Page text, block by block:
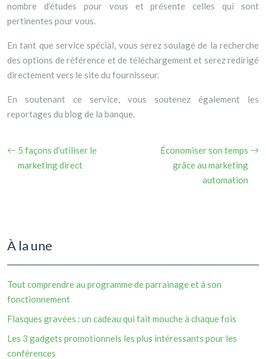
nombre d’études pour vous et présente celles qui sont
pertinentes pour vous.
En tant que service spécial, vous serez soulagé de la recherche
des options de référence et de téléchargement et serez redirigé
directement vers le site du fournisseur.
En soutenant ce service, vous soutenez également les
reportages du blog de la banque.
5 façons d’utiliser le
marketing direct
Économiser son temps
grâce au marketing
automation
À la une
Tout comprendre au programme de parrainage et à son
fonctionnement
Flasques gravées : un cadeau qui fait mouche à chaque fois
Les 3 gadgets promotionnels les plus intéressants pour les
conférences